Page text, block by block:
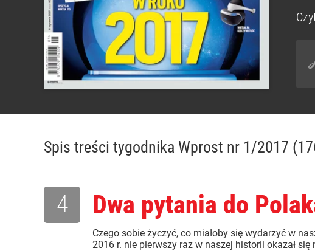
Spis treści tygodnika Wprost nr 1/2017
Dwa pytania do
Czego sobie życzyć, co miałoby się wydarzyć w
2016 r. nie pierwszy raz w naszej historii okazał
4